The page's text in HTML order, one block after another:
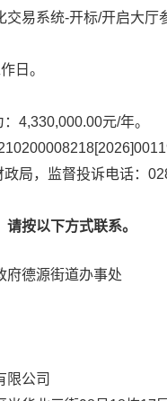
交易系统-开标/开启大厅
日。
4,330,000.00元/年。
局，监督投诉电话：
按以下方式联系。
府德源街道办事处
限公司